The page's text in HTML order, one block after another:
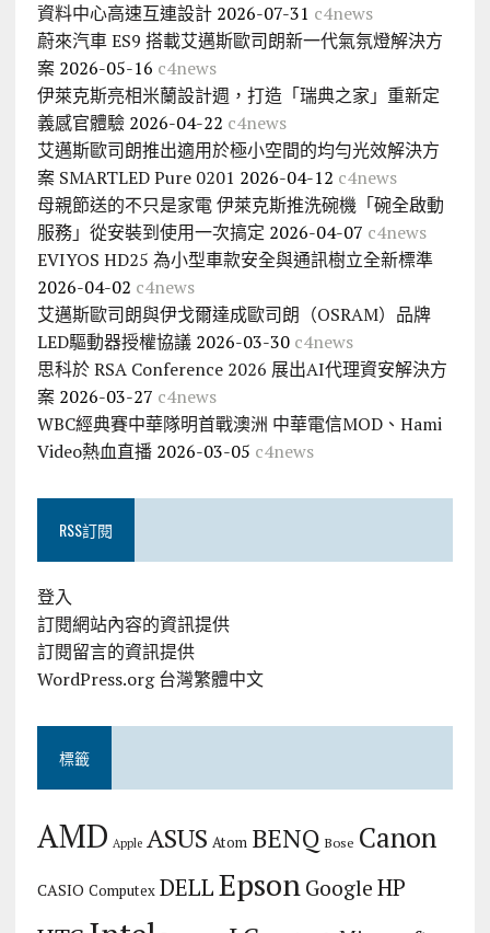
資料中心高速互連設計 2026-07-31 c4news
蔚來汽車 ES9 搭載艾邁斯歐司朗新一代氣氛燈解決方
案 2026-05-16 c4news
伊萊克斯亮相米蘭設計週，打造「瑞典之家」重新定
義感官體驗 2026-04-22 c4news
艾邁斯歐司朗推出適用於極小空間的均勻光效解決方
案 SMARTLED Pure 0201 2026-04-12 c4news
母親節送的不只是家電 伊萊克斯推洗碗機「碗全啟動
服務」從安裝到使用一次搞定 2026-04-07 c4news
EVIYOS HD25 為小型車款安全與通訊樹立全新標準
2026-04-02 c4news
艾邁斯歐司朗與伊戈爾達成歐司朗（OSRAM）品牌
LED驅動器授權協議 2026-03-30 c4news
思科於 RSA Conference 2026 展出AI代理資安解決方
案 2026-03-27 c4news
WBC經典賽中華隊明首戰澳洲 中華電信MOD、Hami
Video熱血直播 2026-03-05 c4news
RSS訂閱
登入
訂閱網站內容的資訊提供
訂閱留言的資訊提供
WordPress.org 台灣繁體中文
標籤
AMD Apple ASUS Atom BENQ Bose Canon
CASIO Computex DELLEpson Google HP